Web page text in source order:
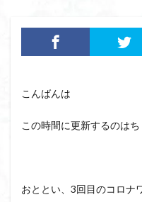
こんばんは
この時間に更新するのは
おととい、3回目のコロナ